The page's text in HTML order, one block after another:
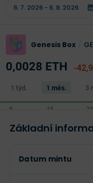
Genesis Box
0,0028 ETH -
1 týd. 1 měs. 3
Poslední aktualizace:
Základní
Datum mintu